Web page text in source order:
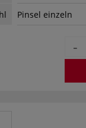
Pinsel einzeln
-